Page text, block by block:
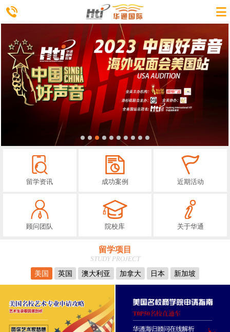
留学资讯 成功案例 近期活动
顾问团队 院校库 关于华通
留学项目
STUDY PROJECT
美国
英国 澳大利亚 加拿大 日本 新加坡